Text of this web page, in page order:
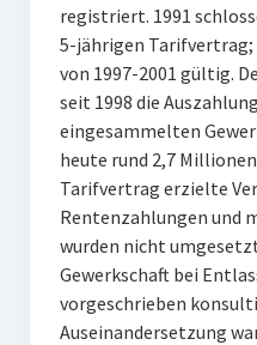
registriert. 1991
5-jährigen Tarifvertrag;
von 1997-2001 gültig.
seit 1998 die
eingesammelten
heute rund 2,7 Millionen
Tarifvertrag erzielte
Rentenzahlungen und
wurden nicht
Gewerkschaft bei
vorgeschrieben
Auseinandersetzung